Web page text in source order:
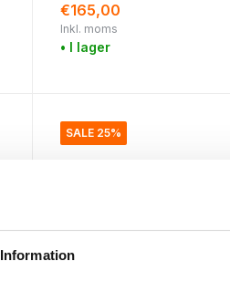
Information
€165,00
Inkl. moms
• I lager
SALE 25%